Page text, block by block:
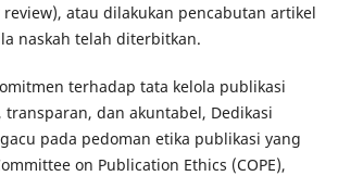
atau dilakukan pencabutan artikel
naskah telah diterbitkan.
terhadap tata kelola publikasi
dan akuntabel, Dedikasi
pada pedoman etika publikasi yang
on Publication Ethics (COPE),